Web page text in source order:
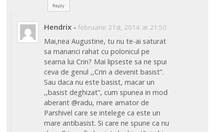
Reply
Hendrix - februarie 21st, 2014 at 21:50
Mai,nea Augustine, tu nu te-ai saturat
sa mananci rahat cu polonicul pe
seama lui Crin? Mai lipseste sa ne spui
ceva de genul ,,Crin a devenit basist”.
Sau daca nu este basist, macar un
,,basist deghizat”, cum spunea in mod
aberant @radu, mare amator de
Parshivel care se intelege ca este un
mare antibasist. Si care ne spune ca nu